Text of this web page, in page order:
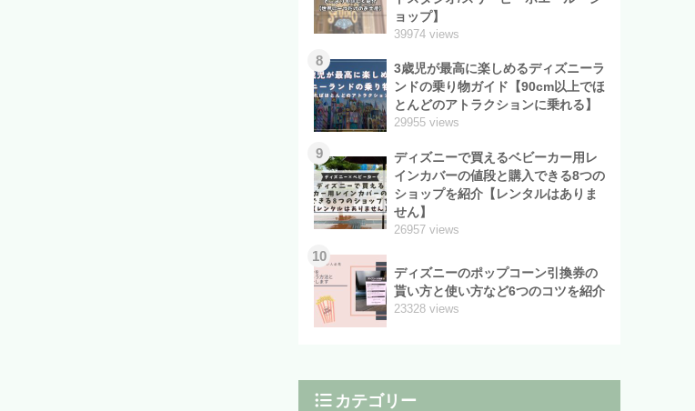
ョップ】
39974 views
8
3歳児が最高に楽しめるディズニーラ
ンドの乗り物ガイド【90cm以上でほ
とんどのアトラクションに乗れる】
29955 views
9
ディズニーで買えるベビーカー用レ
インカバーの値段と購入できる8つの
ショップを紹介【レンタルはありま
せん】
26957 views
10
ディズニーのポップコーン引換券の
貰い方と使い方など6つのコツを紹介
23328 views
カテゴリー